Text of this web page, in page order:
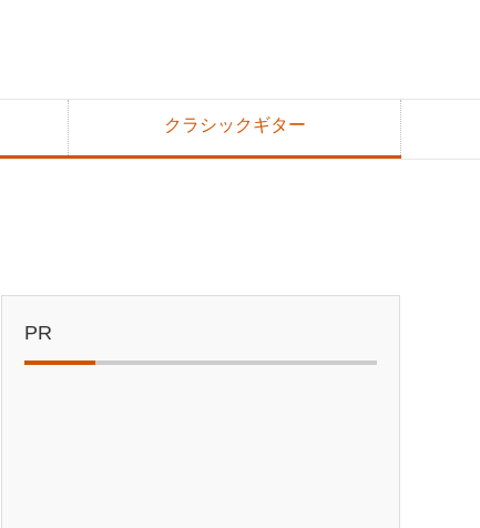
クラシックギター
PR